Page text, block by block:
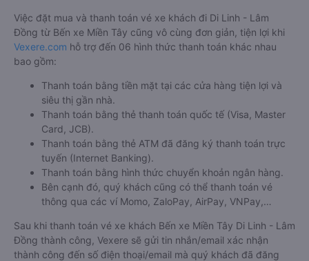
Việc đặt mua và thanh toán vé xe khách đi Di Linh - Lâm
Đồng từ Bến xe Miền Tây cũng vô cùng đơn giản, tiện lợi khi
Vexere.com hỗ trợ đến 06 hình thức thanh toán khác nhau
bao gồm:
Thanh toán bằng tiền mặt tại các cửa hàng tiện lợi và
siêu thị gần nhà.
Thanh toán bằng thẻ thanh toán quốc tế (Visa, Master
Card, JCB).
Thanh toán bằng thẻ ATM đã đăng ký thanh toán trực
tuyến (Internet Banking).
Thanh toán bằng hình thức chuyển khoản ngân hàng.
Bên cạnh đó, quý khách cũng có thể thanh toán vé
thông qua các ví Momo, ZaloPay, AirPay, VNPay,…
Sau khi thanh toán vé xe khách Bến xe Miền Tây Di Linh - Lâm
Đồng thành công, Vexere sẽ gửi tin nhắn/email xác nhận
thành công đến số điện thoại/email mà quý khách đã đăng